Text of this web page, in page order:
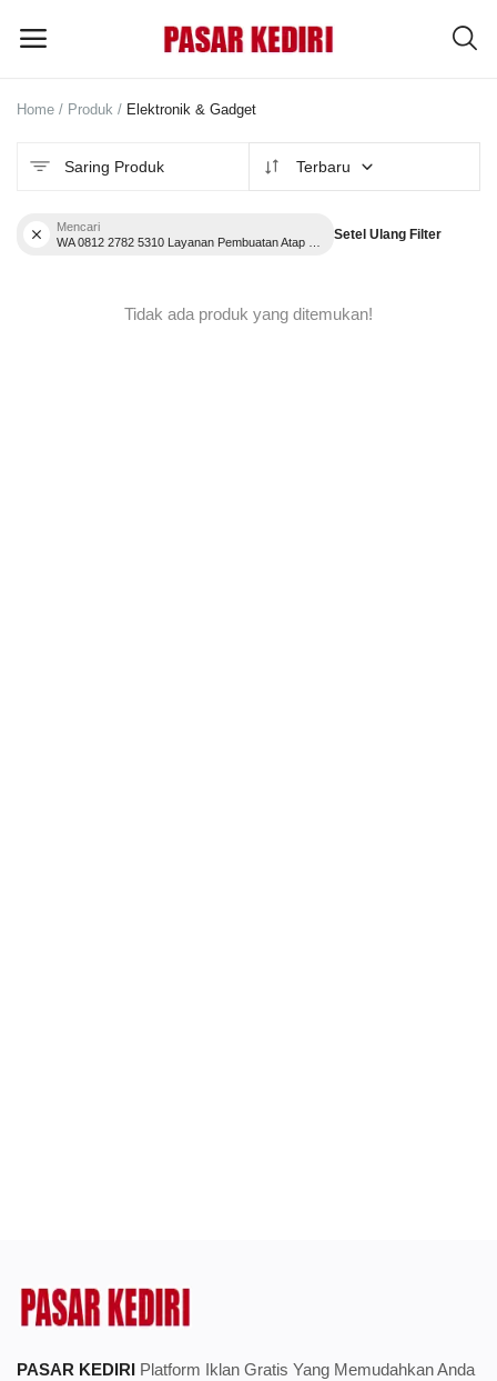
Iklan
MENU UTAMA
Home Produk Elektronik & Gadget
Saring Produk Terbaru
Mencari
Setel Ulang Filter
Tidak ada produk yang ditemukan!
PASAR KEDIRI Platform Iklan Gratis Yang Memudahkan Anda